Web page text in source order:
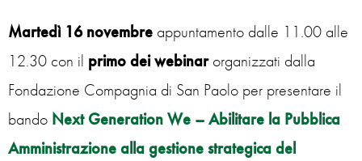
Martedì 16 novembre appuntamento dalle 11.00 alle
12.30 con il primo dei webinarorganizzati dalla
Fondazione Compagnia di San Paolo per presentare il
bando Next Generation We – Abilitare la Pubblica
Amministrazione alla gestione strategica del